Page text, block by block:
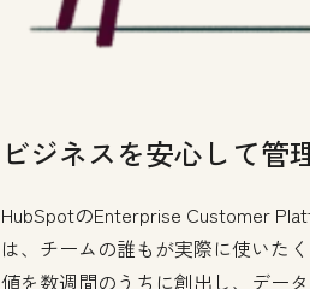
ビジネスを安心して管
HubSpotのEnterprise Customer
は、チームの誰もが実際に使いた
値を数週間のうちに創出し、デー